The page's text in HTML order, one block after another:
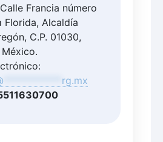
Francia número
Florida, Alcaldía
C.P. 01030,
rg.mx